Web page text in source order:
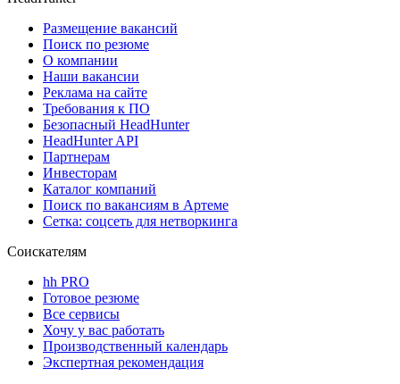
Размещение вакансий
Поиск по резюме
О компании
Наши вакансии
Реклама на сайте
Требования к ПО
Безопасный HeadHunter
HeadHunter API
Партнерам
Инвесторам
Каталог компаний
Поиск по вакансиям в Артеме
Сетка: соцсеть для нетворкинга
Соискателям
hh PRO
Готовое резюме
Все сервисы
Хочу у вас работать
Производственный календарь
Экспертная рекомендация